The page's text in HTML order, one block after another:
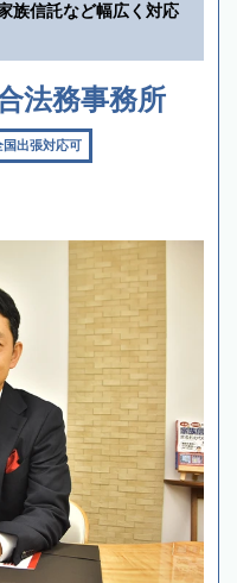
族信託など幅広く対応
法務事務所
国出張対応可